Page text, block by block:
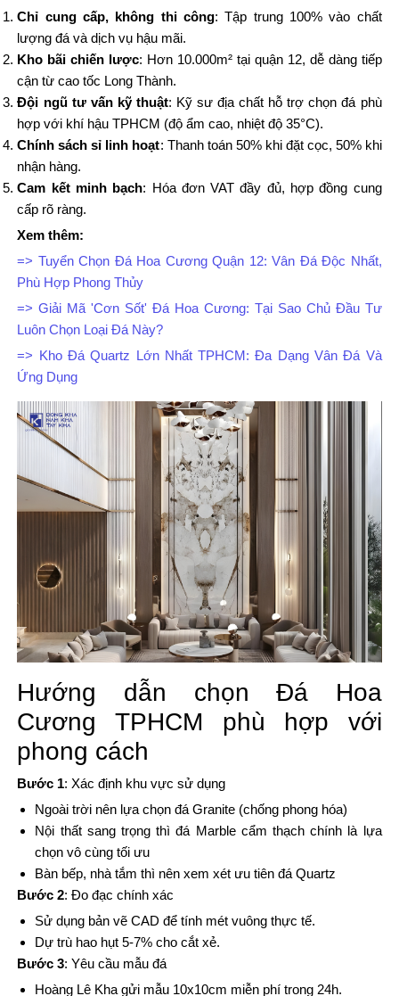
Chỉ cung cấp, không thi công: Tập trung 100% vào chất
lượng đá và dịch vụ hậu mãi.
Kho bãi chiến lược: Hơn 10.000m² tại quận 12, dễ dàng tiếp
cận từ cao tốc Long Thành.
Đội ngũ tư vấn kỹ thuật: Kỹ sư địa chất hỗ trợ chọn đá phù
hợp với khí hậu TPHCM (độ ẩm cao, nhiệt độ 35°C).
Chính sách sỉ linh hoạt: Thanh toán 50% khi đặt cọc, 50% khi
nhận hàng.
Cam kết minh bạch: Hóa đơn VAT đầy đủ, hợp đồng cung
cấp rõ ràng.
Xem thêm:
=> Tuyển Chọn Đá Hoa Cương Quận 12: Vân Đá Độc Nhất,
Phù Hợp Phong Thủy
=> Giải Mã 'Cơn Sốt' Đá Hoa Cương: Tại Sao Chủ Đầu Tư
Luôn Chọn Loại Đá Này?
=> Kho Đá Quartz Lớn Nhất TPHCM: Đa Dạng Vân Đá Và
Ứng Dụng
Hướng dẫn chọn Đá Hoa
Cương TPHCM phù hợp với
phong cách
Bước 1: Xác định khu vực sử dụng
Ngoài trời nên lựa chọn đá Granite (chống phong hóa)
Nội thất sang trọng thì đá Marble cẩm thạch chính là lựa
chọn vô cùng tối ưu
Bàn bếp, nhà tắm thì nên xem xét ưu tiên đá Quartz
Bước 2: Đo đạc chính xác
Sử dụng bản vẽ CAD để tính mét vuông thực tế.
Dự trù hao hụt 5-7% cho cắt xẻ.
Bước 3: Yêu cầu mẫu đá
Hoàng Lê Kha gửi mẫu 10x10cm miễn phí trong 24h.